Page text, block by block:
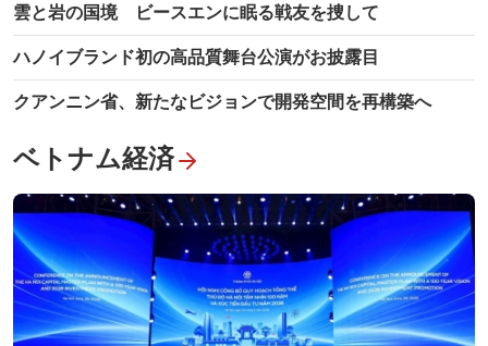
雲と岩の国境 ビースエンに眠る戦友を捜して
ハノイブランド初の高品質舞台公演がお披露目
クアンニン省、新たなビジョンで開発空間を再構築へ
ベトナム経済